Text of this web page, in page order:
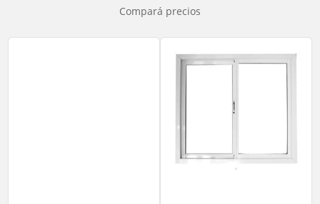
Compará precios